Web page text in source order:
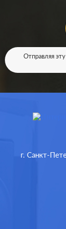
Отправляя
г. Санкт-